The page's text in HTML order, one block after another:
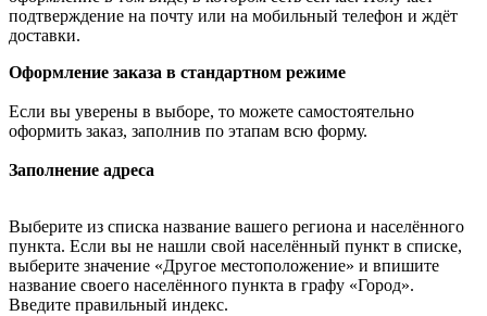
подтверждение на почту или на мобильный телефон и ждёт
доставки.
Оформление заказа в стандартном режиме
Если вы уверены в выборе, то можете самостоятельно
оформить заказ, заполнив по этапам всю форму.
Заполнение адреса
Выберите из списка название вашего региона и населённого
пункта. Если вы не нашли свой населённый пункт в списке,
выберите значение «Другое местоположение» и впишите
название своего населённого пункта в графу «Город».
Введите правильный индекс.